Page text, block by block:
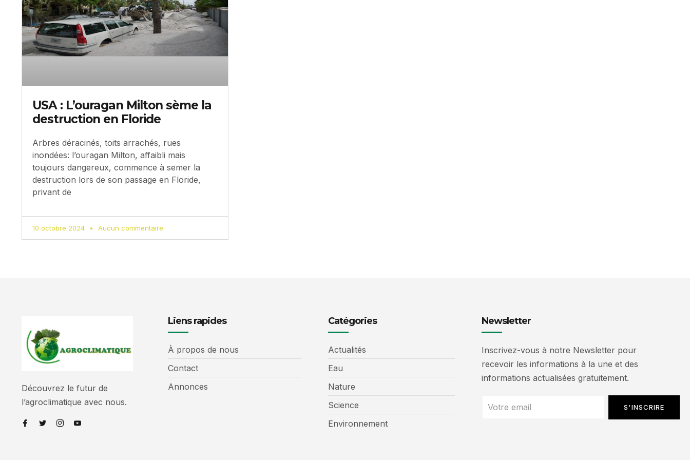
USA : L’ouragan Milton sème la
destruction en Floride
Arbres déracinés, toits arrachés, rues
inondées: l’ouragan Milton, affaibli mais
toujours dangereux, commence à semer la
destruction lors de son passage en Floride,
privant de
10 octobre 2024 Aucun commentaire
Découvrez le futur de
l’agroclimatique avec nous.
Liens rapides
À propos de nous
Contact
Annonces
Catégories
Actualités
Eau
Nature
Science
Environnement
Newsletter
Inscrivez-vous à notre Newsletter pour
recevoir les informations à la une et des
informations actualisées gratuitement.
S'INSCRIRE